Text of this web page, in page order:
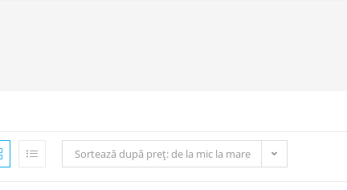
Sortează după preț: de la mic la mare